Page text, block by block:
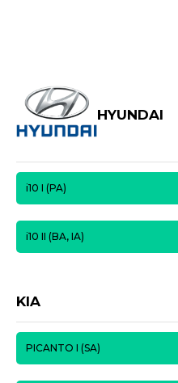
HYUNDAI
i10 I (PA)
i10 II (BA, IA)
KIA
PICANTO I (SA)